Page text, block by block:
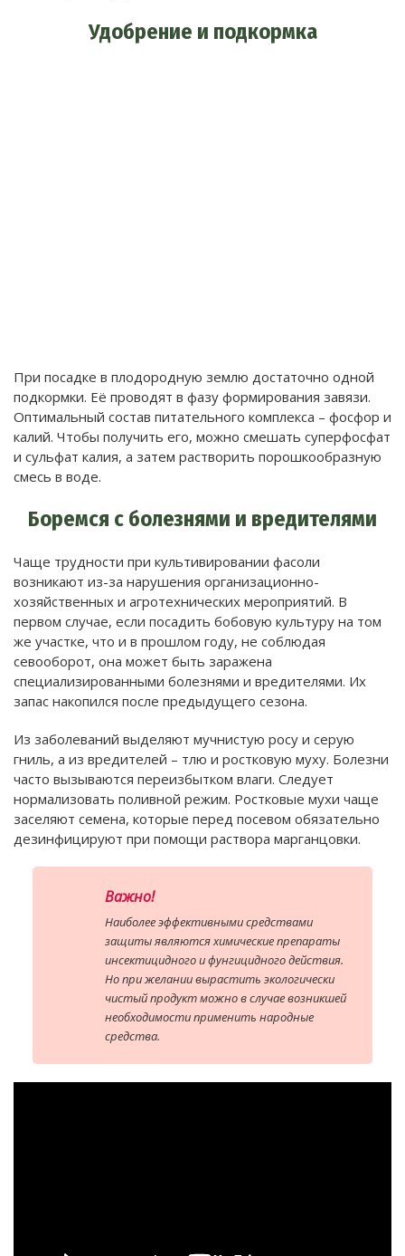
Удобрение и подкормка
При посадке в плодородную землю достаточно одной
подкормки. Её проводят в фазу формирования завязи.
Оптимальный состав питательного комплекса – фосфор и
калий. Чтобы получить его, можно смешать суперфосфат
и сульфат калия, а затем растворить порошкообразную
смесь в воде.
Боремся с болезнями и вредителями
Чаще трудности при культивировании фасоли
возникают из-за нарушения организационно-
хозяйственных и агротехнических мероприятий. В
первом случае, если посадить бобовую культуру на том
же участке, что и в прошлом году, не соблюдая
севооборот, она может быть заражена
специализированными болезнями и вредителями. Их
запас накопился после предыдущего сезона.
Из заболеваний выделяют мучнистую росу и серую
гниль, а из вредителей – тлю и ростковую муху. Болезни
часто вызываются переизбытком влаги. Следует
нормализовать поливной режим. Ростковые мухи чаще
заселяют семена, которые перед посевом обязательно
дезинфицируют при помощи раствора марганцовки.
Важно!
Наиболее эффективными средствами
защиты являются химические препараты
инсектицидного и фунгицидного действия.
Но при желании вырастить экологически
чистый продукт можно в случае возникшей
необходимости применить народные
средства.